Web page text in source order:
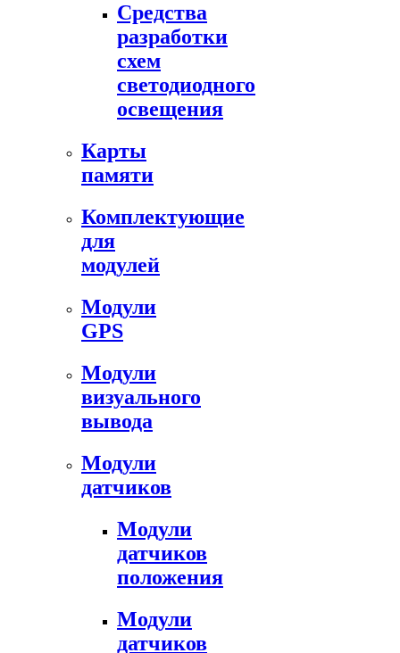
Средства
разработки
схем
светодиодного
освещения
Карты
памяти
Комплектующие
для
модулей
Модули
GPS
Модули
визуального
вывода
Модули
датчиков
Модули
датчиков
положения
Модули
датчиков